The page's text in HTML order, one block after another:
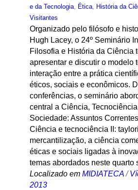
e da Tecnologia, Ética, História da
Visitantes
Organizado pelo filósofo e
Hugh Lacey, o 24º Seminário
Filosofia e História da Ciência
apresentar e discutir o modelo
interação entre a prática
éticos, sociais e econômicos.
conferências, o seminário
central a Ciência,
Sociedade: Assuntos
Ciência e tecnociência II:
mercantilização, a ciência
éticas e sociais ligadas à
temas abordados neste quarto
Localizado em MIDIATECA /
2013